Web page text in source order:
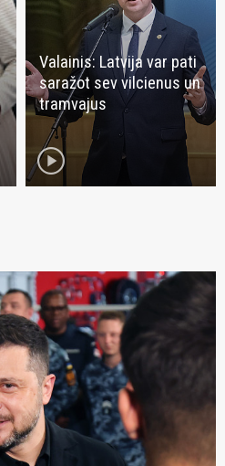
Valainis: Latvija var pati
saražot sev vilcienus un
tramvajus
play_circle